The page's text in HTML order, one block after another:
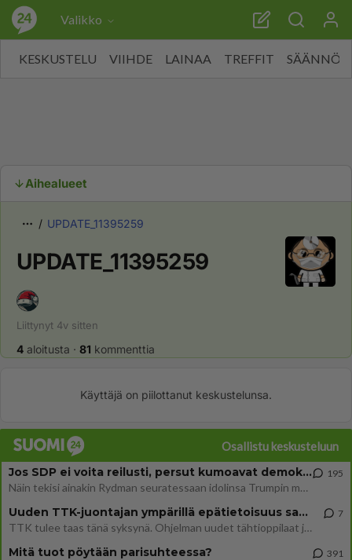
Valikko
KESKUSTELU VIIHDE LAINAA TREFFIT SÄÄNNÖT
Aihealueet
UPDATE_11395259
UPDATE_11395259
Liittynyt 4v sitten
4 aloitusta · 81 kommenttia
Käyttäjä on piilottanut keskustelunsa.
Osallistu keskusteluun
Jos SDP ei voita reilusti, persut kumoavat demokratian Suomesta
Näin tekisi ainakin Rydman seuratessaan idolinsa Trumpin mallia https://www.is.fi/politiikka/art-2000012187244.html
195
Uuden TTK-juontajan ympärillä epätietoisuus sakenee - Nyt MTV hämmentää soppaa
TTK tulee taas tänä syksynä. Ohjelman uudet tähtioppilaat julkistetaan torstaina 6. elokuuta klo 14 alkavassa lehdistö
7
Mitä tuot pöytään parisuhteessa? 391